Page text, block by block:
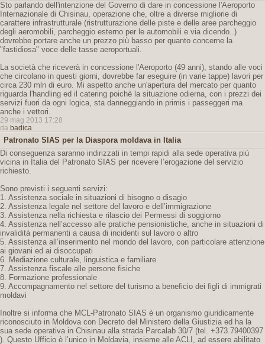
Sto parlando dell'intenzione del Governo di dare in concessione l'Aeroporto
Internazionale di Chisinau, operazione che, oltre a diverse migliorie di
carattere infrastrutturale (ristrutturazione delle piste e delle aree parcheggio
degli aeromobili, parcheggio esterno per le automobili e via dicendo..)
dovrebbe portare anche un prezzo più basso per quanto concerne la
"fastidiosa" voce delle tasse aeroportuali.
La società che riceverà in concessione l'Aeroporto (49 anni), stando alle voci
che circolano in questi giorni, dovrebbe far eseguire (in varie tappe) lavori per
circa 230 mln di euro. Mi aspetto anche un'apertura del mercato per quanto
riguarda l'handling ed il catering poichè la situazione odierna, con i prezzi dei
servizi fuori da ogni logica, sta danneggiando in primis i passeggeri ma
anche i vettori.
29 mag 2013 17:28
da badica
Patronato SIAS per la Diaspora moldava in Italia
Di conseguenza saranno indirizzati in tempi rapidi alla sede operativa più
vicina in Italia del Patronato SIAS per ricevere l’erogazione del servizio
richiesto.
Sono previsti i seguenti servizi:
1. Assistenza sociale in situazioni di bisogno o disagio
2. Assistenza legale nel settore del lavoro e dell’immigrazione
3. Assistenza nella richiesta e rilascio dei Permessi di soggiorno
4. Assistenza nell’accesso alle pratiche pensionistiche, anche in situazioni di
invalidità permanenti a causa di incidenti sul lavoro o altro
5. Assistenza all’inserimento nel mondo del lavoro, con particolare attenzione
ai giovani ed ai disoccupati
6. Mediazione culturale, linguistica e familiare
7. Assistenza fiscale alle persone fisiche
8. Formazione professionale
9. Accompagnamento nel settore del turismo a beneficio dei figli di immigrati
moldavi
Inoltre si informa che MCL-Patronato SIAS è un organismo giuridicamente
riconosciuto in Moldova con Decreto del Ministero della Giustizia ed ha la
sua sede operativa in Chisinau alla strada Parcalab 30/7 (tel. +373.79400397
). Questo Ufficio è l’unico in Moldavia, insieme alle ACLI, ad essere abilitato